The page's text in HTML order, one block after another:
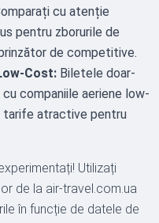
cu atenție
pentru zborurile de
de competitive.
Cost: Biletele doar-
companiile aeriene low-
atractive pentru
Utilizați
de la air-travel.com.ua
în funcție de datele de